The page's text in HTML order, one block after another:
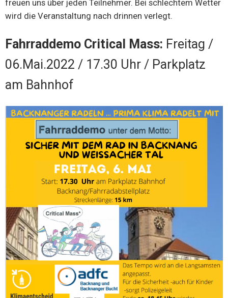
freuen uns über jeden Teilnehmer. Bei schlechtem Wetter
wird die Veranstaltung nach drinnen verlegt.
Fahrraddemo Critical Mass: Freitag /
06.Mai.2022 / 17.30 Uhr / Parkplatz
am Bahnhof